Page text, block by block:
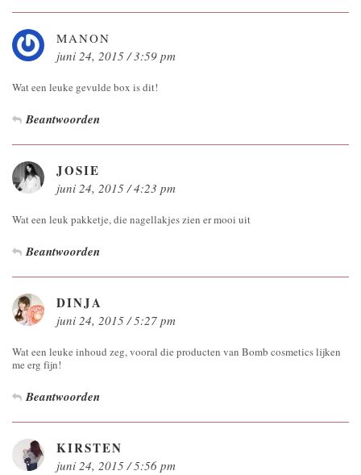
MANON
juni 24, 2015 / 3:59 pm
Wat een leuke gevulde box is dit!
Beantwoorden
JOSIE
juni 24, 2015 / 4:23 pm
Wat een leuk pakketje, die nagellakjes zien er mooi uit
Beantwoorden
DINJA
juni 24, 2015 / 5:27 pm
Wat een leuke inhoud zeg, vooral die producten van Bomb cosmetics lijken
me erg fijn!
Beantwoorden
KIRSTEN
juni 24, 2015 / 5:56 pm